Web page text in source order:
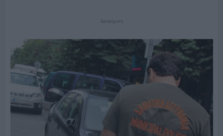
Διαφήμιση